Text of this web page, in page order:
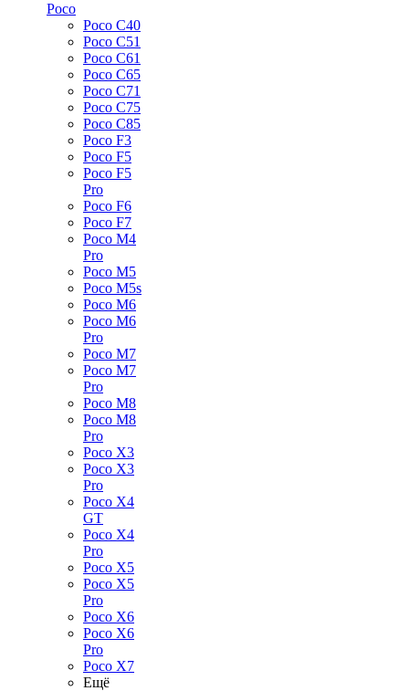
Poco
Poco C40
Poco C51
Poco C61
Poco C65
Poco C71
Poco C75
Poco C85
Poco F3
Poco F5
Poco F5
Pro
Poco F6
Poco F7
Poco M4
Pro
Poco M5
Poco M5s
Poco M6
Poco M6
Pro
Poco M7
Poco M7
Pro
Poco M8
Poco M8
Pro
Poco X3
Poco X3
Pro
Poco X4
GT
Poco X4
Pro
Poco X5
Poco X5
Pro
Poco X6
Poco X6
Pro
Poco X7
Ещё